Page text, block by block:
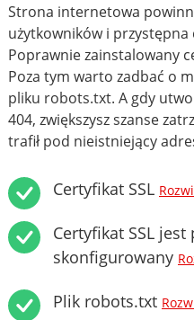
Strona internetowa
użytkowników i
Poprawnie zainstalowany
Poza tym warto zadbać o
pliku robots.txt. A gdy
404, zwiększysz szanse
trafił pod nieistniejący
Certyfikat SSL
Certyfikat SSL
skonfigurowany
Plik robots.txt